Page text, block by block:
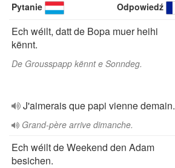
Pytanie Odpowiedź
Ech wéilt, datt de Bopa muer heihi
kënnt.
De Grousspapp kënnt e Sonndeg.
J'aimerais que papi vienne demain.
Grand-père arrive dimanche.
Ech wéilt de Weekend den Adam
besichen.